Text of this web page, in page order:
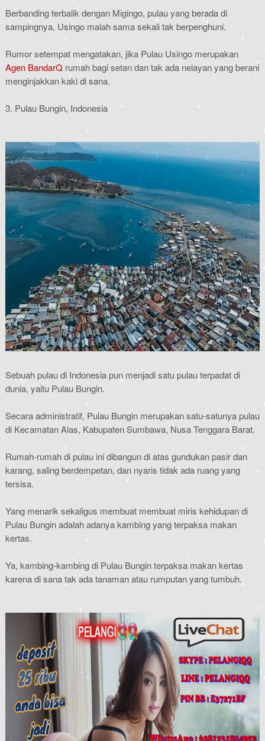
Berbanding terbalik dengan Migingo, pulau yang berada di
sampingnya, Usingo malah sama sekali tak berpenghuni.
Rumor setempat mengatakan, jika Pulau Usingo merupakan
Agen BandarQ rumah bagi setan dan tak ada nelayan yang berani
menginjakkan kaki di sana.
3. Pulau Bungin, Indonesia
Sebuah pulau di Indonesia pun menjadi satu pulau terpadat di
dunia, yaitu Pulau Bungin.
Secara administratif, Pulau Bungin merupakan satu-satunya pulau
di Kecamatan Alas, Kabupaten Sumbawa, Nusa Tenggara Barat.
Rumah-rumah di pulau ini dibangun di atas gundukan pasir dan
karang, saling berdempetan, dan nyaris tidak ada ruang yang
tersisa.
Yang menarik sekaligus membuat membuat miris kehidupan di
Pulau Bungin adalah adanya kambing yang terpaksa makan
kertas.
Ya, kambing-kambing di Pulau Bungin terpaksa makan kertas
karena di sana tak ada tanaman atau rumputan yang tumbuh.